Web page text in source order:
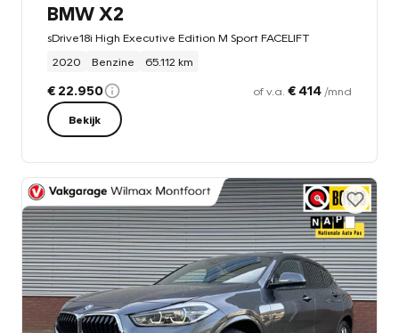
BMW X2
sDrive18i High Executive Edition M Sport FACELIFT
2020
Benzine 65.112 km
€ 22.950 of v.a. € 414 /mnd
Bekijk